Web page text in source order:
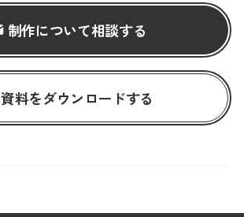
制作について相談する
資料をダウンロードする